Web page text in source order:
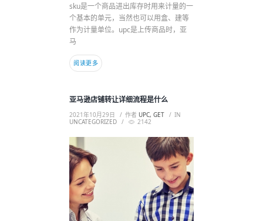
sku是一个商品进出库存时用来计量的一
个基本的单元，当然也可以用盒、建等
作为计量单位。upc是上传商品时，亚
马
阅读更多
亚马逊店铺转让详细流程是什么
2021年10月29日 作者 UPC, GET
IN
UNCATEGORIZED
2142